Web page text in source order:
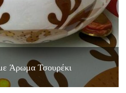
Άρωμα Τσουρέκι